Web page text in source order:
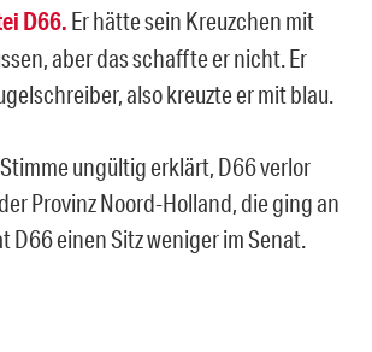
D66. Er hätte sein Kreuzchen mit
aber das schaffte er nicht. Er
also kreuzte er mit blau.
ungültig erklärt, D66 verlor
Provinz Noord-Holland, die ging an
D66 einen Sitz weniger im Senat.